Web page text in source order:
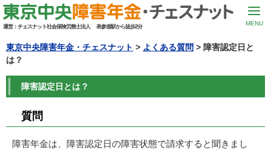
運営： チェスナット社会保険労務士法人 表参道駅から徒歩2分
MENU
東京中央障害年金・チェスナット > よくある質問 > 障害認定日と
は？
障害認定日とは？
質問
障害年金は、障害認定日の障害状態で請求すると聞きまし